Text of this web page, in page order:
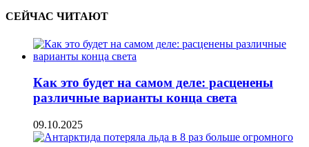
СЕЙЧАС ЧИТАЮТ
Как это будет на самом деле: расценены
различные варианты конца света
09.10.2025